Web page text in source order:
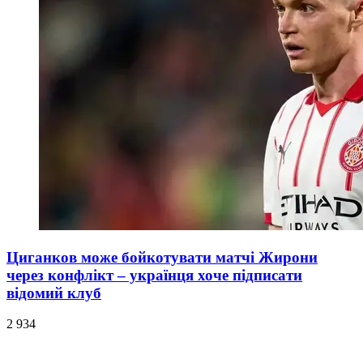
Циганков може бойкотувати матчі Жирони
через конфлікт – українця хоче підписати
відомий клуб
2 934